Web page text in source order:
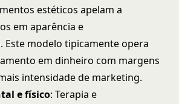
estéticos apelam a
em aparência e
Este modelo tipicamente opera
em dinheiro com margens
intensidade de marketing.
e físico: Terapia e